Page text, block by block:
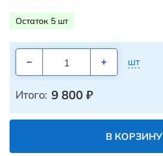
Остаток 5 шт
шт
Итого: 9 800 ₽
В КОРЗИНУ